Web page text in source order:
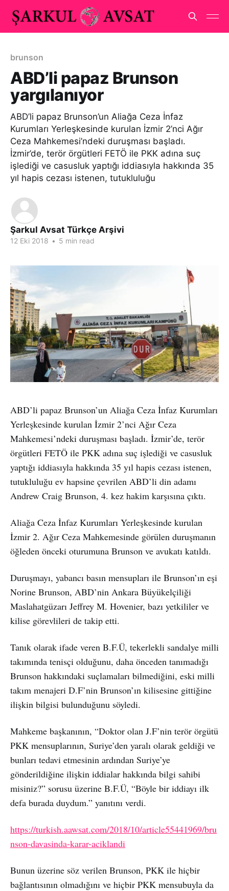
brunson
ABD’li papaz Brunson
yargılanıyor
ABD’li papaz Brunson’un Aliağa Ceza İnfaz
Kurumları Yerleşkesinde kurulan İzmir 2’nci Ağır
Ceza Mahkemesi’ndeki duruşması başladı.
İzmir’de, terör örgütleri FETÖ ile PKK adına suç
işlediği ve casusluk yaptığı iddiasıyla hakkında 35
yıl hapis cezası istenen, tutukluluğu
Şarkul Avsat Türkçe Arşivi
12 Eki 2018 • 5 min read
ABD’li papaz Brunson’un Aliağa Ceza İnfaz Kurumları
Yerleşkesinde kurulan İzmir 2’nci Ağır Ceza
Mahkemesi’ndeki duruşması başladı. İzmir’de, terör
örgütleri FETÖ ile PKK adına suç işlediği ve casusluk
yaptığı iddiasıyla hakkında 35 yıl hapis cezası istenen,
tutukluluğu ev hapsine çevrilen ABD’li din adamı
Andrew Craig Brunson, 4. kez hakim karşısına çıktı.
Aliağa Ceza İnfaz Kurumları Yerleşkesinde kurulan
İzmir 2. Ağır Ceza Mahkemesinde görülen duruşmanın
öğleden önceki oturumuna Brunson ve avukatı katıldı.
Duruşmayı, yabancı basın mensupları ile Brunson’ın eşi
Norine Brunson, ABD’nin Ankara Büyükelçiliği
Maslahatgüzarı Jeffrey M. Hovenier, bazı yetkililer ve
kilise görevlileri de takip etti.
Tanık olarak ifade veren B.F.Ü, tekerlekli sandalye milli
takımında tenisçi olduğunu, daha önceden tanımadığı
Brunson hakkındaki suçlamaları bilmediğini, eski milli
takım menajeri D.F’nin Brunson’ın kilisesine gittiğine
ilişkin bilgisi bulunduğunu söyledi.
Mahkeme başkanının, “Doktor olan J.F’nin terör örgütü
PKK mensuplarının, Suriye’den yaralı olarak geldiği ve
bunları tedavi etmesinin ardından Suriye’ye
gönderildiğine ilişkin iddialar hakkında bilgi sahibi
misiniz?” sorusu üzerine B.F.Ü, “Böyle bir iddiayı ilk
defa burada duydum.” yanıtını verdi.
https://turkish.aawsat.com/2018/10/article55441969/bru
nson-davasinda-karar-aciklandi
Bunun üzerine söz verilen Brunson, PKK ile hiçbir
bağlantısının olmadığını ve hiçbir PKK mensubuyla da